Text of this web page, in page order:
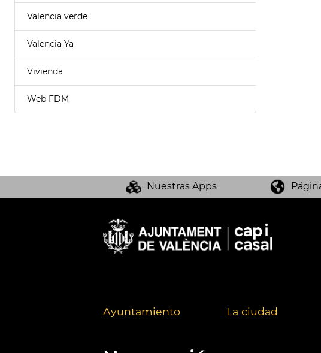
Valencia verde
Valencia Ya
Vivienda
Web FDM
Nuestras Apps
Ayuntamiento La ciudad